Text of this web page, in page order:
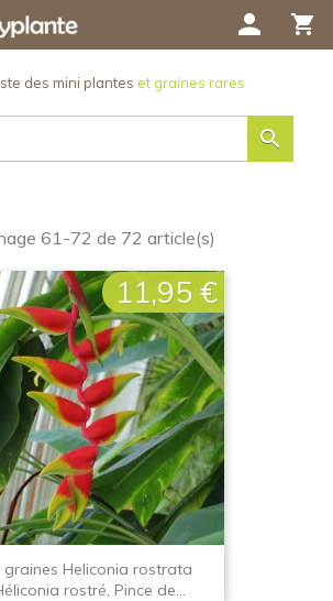
shopping_cart
person
des mini plantes et graines rares

61-72 de 72 article(s)
graines Heliconia rostrata
rostré, Pince de...
Prix
11,95 €